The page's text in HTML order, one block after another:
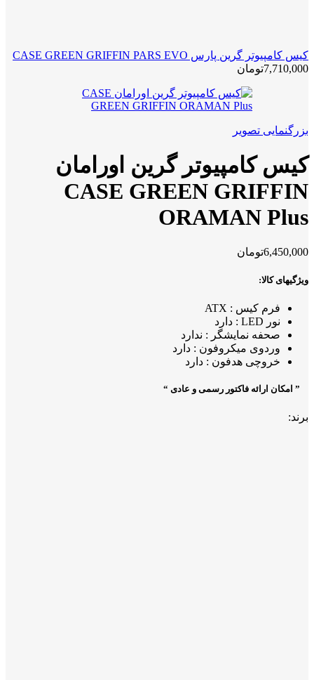
کیس کامپیوتر گرین پارس CASE GREEN GRIFFIN PARS EVO
7,710,000تومان
بزرگنمایی تصویر
کیس کامپیوتر گرین اورامان
CASE GREEN GRIFFIN
ORAMAN Plus
6,450,000تومان
ویژگیهای کالا:
فرم کیس : ATX
نور LED : دارد
صحفه نمایشگر : ندارد
وردوی میکروفون : دارد
خروچی هدفون : دارد
” امکان ارائه فاکتور رسمی و عادی “
برند: